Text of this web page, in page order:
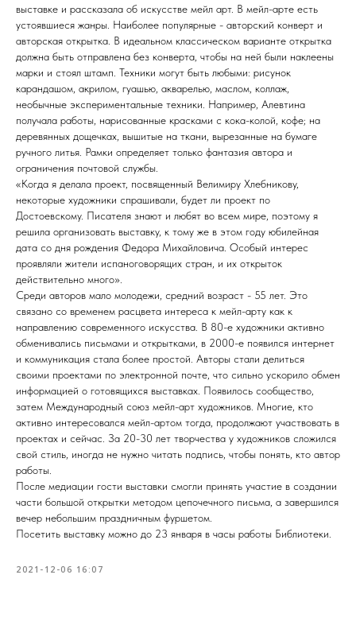
выставке и рассказала об искусстве мейл арт. В мейл-арте есть
устоявшиеся жанры. Наиболее популярные - авторский конверт и
авторская открытка. В идеальном классическом варианте открытка
должна быть отправлена без конверта, чтобы на ней были наклеены
марки и стоял штамп. Техники могут быть любыми: рисунок
карандашом, акрилом, гуашью, акварелью, маслом, коллаж,
необычные экспериментальные техники. Например, Алевтина
получала работы, нарисованные красками с кока-колой, кофе; на
деревянных дощечках, вышитые на ткани, вырезанные на бумаге
ручного литья. Рамки определяет только фантазия автора и
ограничения почтовой службы.
«Когда я делала проект, посвященный Велимиру Хлебникову,
некоторые художники спрашивали, будет ли проект по
Достоевскому. Писателя знают и любят во всем мире, поэтому я
решила организовать выставку, к тому же в этом году юбилейная
дата со дня рождения Федора Михайловича. Особый интерес
проявляли жители испаноговорящих стран, и их открыток
действительно много».
Среди авторов мало молодежи, средний возраст - 55 лет. Это
связано со временем расцвета интереса к мейл-арту как к
направлению современного искусства. В 80-е художники активно
обменивались письмами и открытками, в 2000-е появился интернет
и коммуникация стала более простой. Авторы стали делиться
своими проектами по электронной почте, что сильно ускорило обмен
информацией о готовящихся выставках. Появилось сообщество,
затем Международный союз мейл-арт художников. Многие, кто
активно интересовался мейл-артом тогда, продолжают участвовать в
проектах и сейчас. За 20-30 лет творчества у художников сложился
свой стиль, иногда не нужно читать подпись, чтобы понять, кто автор
работы.
После медиации гости выставки смогли принять участие в создании
части большой открытки методом цепочечного письма, а завершился
вечер небольшим праздничным фуршетом.
Посетить выставку можно до 23 января в часы работы Библиотеки.
2021-12-06 16:07